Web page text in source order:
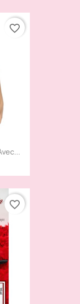
favorite_border
favorite_border